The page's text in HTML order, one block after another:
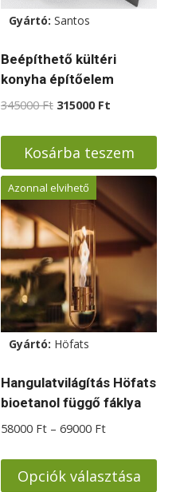
Gyártó: Santos
Beépíthető kültéri
konyha építőelem
345000Ft Original
was:
345000 Ft.
315000 Ft
is:
315000 Ft.
Kosárba teszem
Azonnal elvihető
Gyártó: Höfats
Hangulatvilágítás Höfats
bioetanol függő fáklya
58000 Ft – 69000 FtÁrtartomány:
-
69000 Ft
Opciók választása